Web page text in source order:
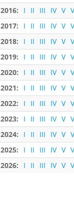
2016:
I II III IV V
2017:
I II III IV V
2018:
I II III IV V
2019:
I II III IV V
2020:
I II III IV V
2021:
I II III IV V
2022:
I II III IV V
2023:
I II III IV V
2024:
I II III IV V
2025:
I II III IV V
2026:
I II III IV V